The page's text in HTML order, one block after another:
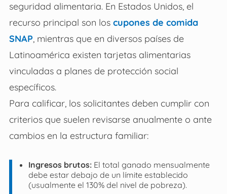
seguridad alimentaria. En Estados Unidos, el
recurso principal son los cupones de comida
SNAP, mientras que en diversos países de
Latinoamérica existen tarjetas alimentarias
vinculadas a planes de protección social
específicos.
Para calificar, los solicitantes deben cumplir con
criterios que suelen revisarse anualmente o ante
cambios en la estructura familiar:
Ingresos brutos:El total ganado mensualmente
debe estar debajo de un límite establecido
(usualmente el 130% del nivel de pobreza).